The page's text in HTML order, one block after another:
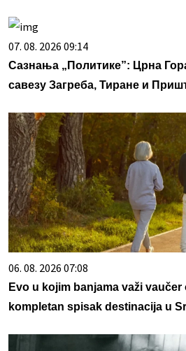
07. 08. 2026 09:14
Сазнања „Политике”: Црна
савезу Загреба, Тиране и
06. 08. 2026 07:08
Evo u kojim banjama važi vaučer
kompletan spisak destinacija u